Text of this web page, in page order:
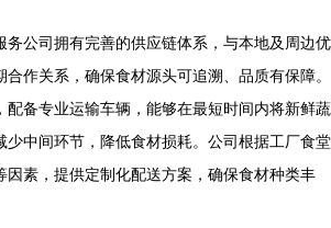
务公司拥有完善的供应链体系，与本地及周边优
作关系，确保食材源头可追溯、品质有保障。
配备专业运输车辆，能够在最短时间内将新鲜蔬
少中间环节，降低食材损耗。公司根据工厂食堂
因素，提供定制化配送方案，确保食材种类丰